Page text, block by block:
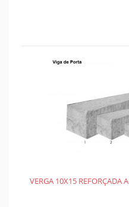
VERGA 10X15 REFORÇADA